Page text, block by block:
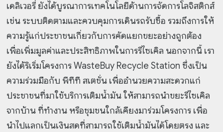
เดลิเวอรี่ ยังได้บูรณาการเทคโนโลยีด้านการจัดการโลจิสติกส์
เช่น ระบบติดตามและควบคุมการเดินรถรับซื้อ รวมถึงการให้
ความรู้แก่ประชาชนเกี่ยวกับการคัดแยกขยะอย่างถูกต้อง
เพื่อเพิ่มมูลค่าและประสิทธิภาพในการรีไซเคิล นอกจากนี้ เรา
ยังได้ริเริ่มโครงการ WasteBuy Recycle Station ซึ่งเป็น
ความร่วมมือกับ พีทีที สเตชั่น เพื่ออำนวยความสะดวกแก่
ประชาชนที่มาใช้บริการเติมน้ำมัน ให้สามารถนำขยะรีไซเคิล
จากบ้าน ที่ทำงาน หรือชุมชนใกล้เคียงมาร่วมโครงการ เพื่อ
นำไปแลกเป็นเงินสดที่สามารถใช้เติมน้ำมันได้โดยตรง และ